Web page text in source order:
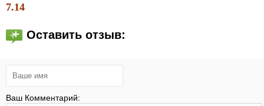
7.14
Оставить отзыв:
Ваш Комментарий: